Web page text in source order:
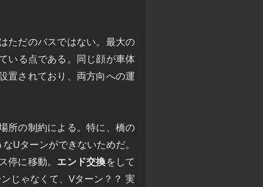
ただのバスではない。最大の
いる点である。同じ顔が車体
置されており、両方向への運
所の制約による。特に、橋の
Uターンができないためだ。
停に移動。 エンド交換をして
じゃなくて、Vターン？？ 実